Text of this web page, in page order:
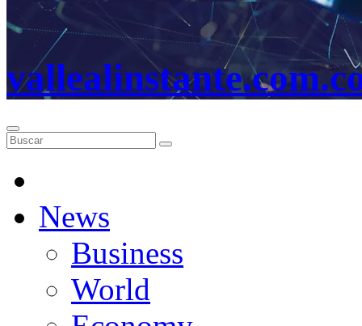
News
Business
World